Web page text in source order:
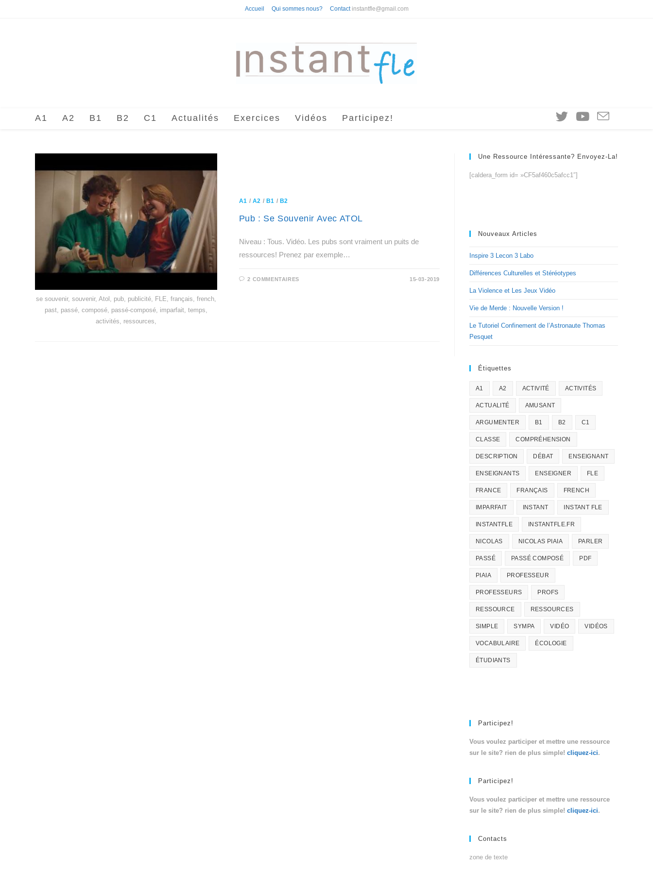
Accueil Qui sommes nous? Contact instantfle@gmail.com
A1 A2 B1 B2 C1 Actualités Exercices Vidéos Participez!
se souvenir, souvenir, Atol, pub, publicité, FLE, français, french,
past, passé, composé, passé-composé, imparfait, temps,
activités, ressources,
A1 / A2 / B1 / B2
Pub : Se Souvenir Avec ATOL
Niveau : Tous. Vidéo. Les pubs sont vraiment un puits de
ressources! Prenez par exemple…
2 COMMENTAIRES 15-03-2019
Une Ressource Intéressante? Envoyez-La!
[caldera_form id= »CF5af460c5afcc1″]
Nouveaux Articles
Inspire 3 Lecon 3 Labo
Différences Culturelles et Stéréotypes
La Violence et Les Jeux Vidéo
Vie de Merde : Nouvelle Version !
Le Tutoriel Confinement de l’Astronaute Thomas
Pesquet
Étiquettes
A1 A2 ACTIVITÉ ACTIVITÉS
ACTUALITÉ AMUSANT
ARGUMENTER B1 B2 C1
CLASSE COMPRÉHENSION
DESCRIPTION DÉBAT ENSEIGNANT
ENSEIGNANTS ENSEIGNER FLE
FRANCE FRANÇAIS FRENCH
IMPARFAIT INSTANT INSTANT FLE
INSTANTFLE INSTANTFLE.FR
NICOLAS NICOLAS PIAIA PARLER
PASSÉ PASSÉ COMPOSÉ PDF
PIAIA PROFESSEUR
PROFESSEURS PROFS
RESSOURCE RESSOURCES
SIMPLE SYMPA VIDÉO VIDÉOS
VOCABULAIRE ÉCOLOGIE
ÉTUDIANTS
Participez!
Vous voulez participer et mettre une ressource
sur le site? rien de plus simple! cliquez-ici.
Participez!
Vous voulez participer et mettre une ressource
sur le site? rien de plus simple! cliquez-ici.
Contacts
zone de texte